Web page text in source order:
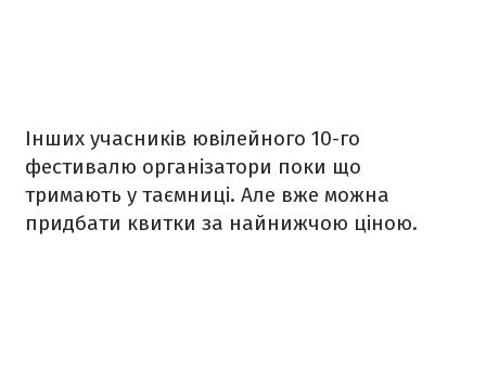
Інших учасників ювілейного 10-го
фестивалю організатори поки що
тримають у таємниці. Але вже можна
придбати квитки за найнижчою ціною.